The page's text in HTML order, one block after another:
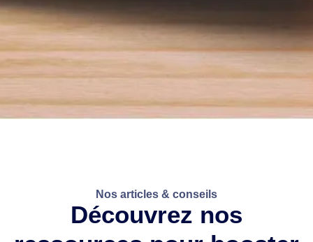
Nos articles & conseils
Découvrez nos